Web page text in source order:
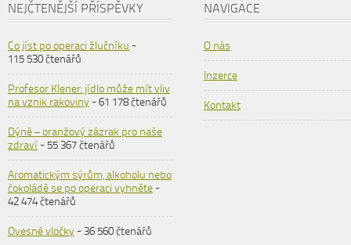
NEJČTENĚJŠÍ PŘÍSPĚVKY
Co jíst po operaci žlučníku -
115 530 čtenářů
Profesor Klener: jídlo může mít vliv
na vznik rakoviny- 61 178 čtenářů
Dýně – oranžový zázrak pro naše
zdraví- 55 367 čtenářů
Aromatickým sýrům, alkoholu nebo
čokoládě se po operaci vyhněte-
42 474 čtenářů
Ovesné vločky- 36 560 čtenářů
NAVIGACE
O nás
Inzerce
Kontakt